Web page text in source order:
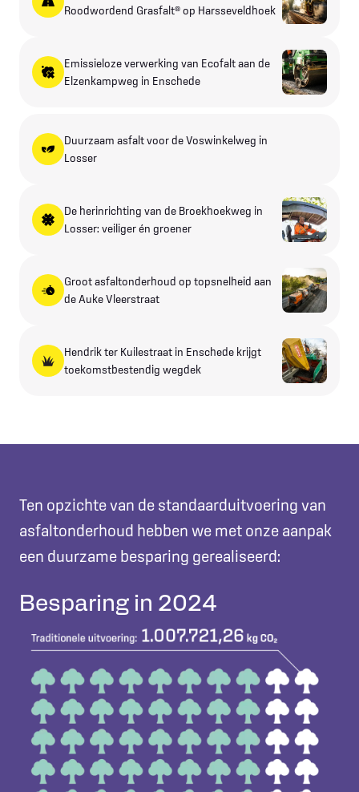
Roodwordend Grasfalt® op Harsseveldhoek
Emissieloze verwerking van Ecofalt aan de
Elzenkampweg in Enschede
Duurzaam asfalt voor de Voswinkelweg in
Losser
De herinrichting van de Broekhoekweg in
Losser: veiliger én groener
Groot asfaltonderhoud op topsnelheid aan
de Auke Vleerstraat
Hendrik ter Kuilestraat in Enschede krijgt
toekomstbestendig wegdek
Ten opzichte van de standaarduitvoering van
asfaltonderhoud hebben we met onze aanpak
een duurzame besparing gerealiseerd:
Besparing in 2024